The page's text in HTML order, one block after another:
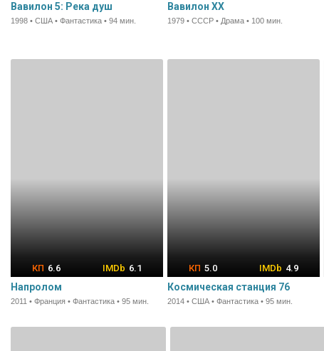
Вавилон 5: Река душ
1998 • США • Фантастика • 94 мин.
Вавилон XX
1979 • СССР • Драма • 100 мин.
6.6 6.1
Напролом
2011 • Франция • Фантастика • 95 мин.
5.0 4.9
Космическая станция 76
2014 • США • Фантастика • 95 мин.